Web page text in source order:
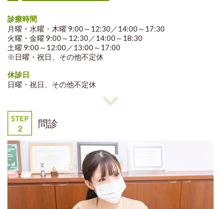
診療時間
月曜・水曜・木曜 9:00～12:30／14:00～17:30
火曜・金曜 9:00～12:30／14:00～18:30
土曜 9:00～12:00／13:00～17:00
※日曜・祝日、その他不定休
休診日
日曜・祝日、その他不定休
問診